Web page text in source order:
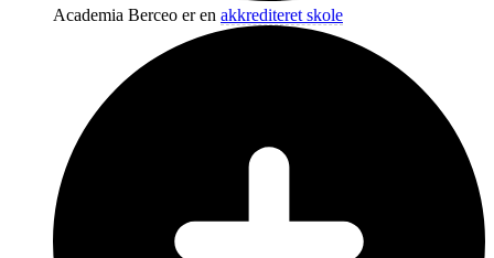
Academia Berceo er en akkrediteret skole